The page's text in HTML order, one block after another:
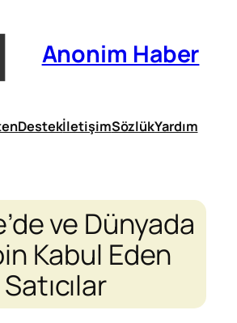
Anonim Haber
DestekİletişimSözlükYardım
ve Dünyada
Kabul Eden
Satıcılar